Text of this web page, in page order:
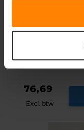
76,69
Excl. btw